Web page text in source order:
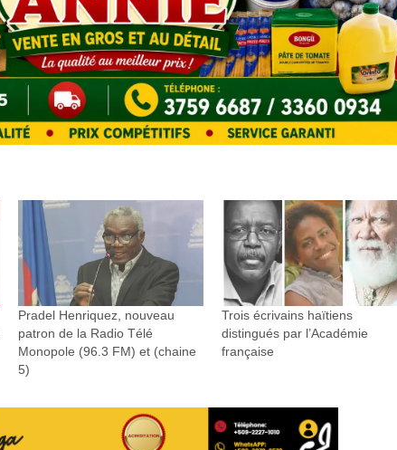
Pradel Henriquez, nouveau
patron de la Radio Télé
Monopole (96.3 FM) et (chaine
5)
Trois écrivains haïtiens
distingués par l’Académie
française